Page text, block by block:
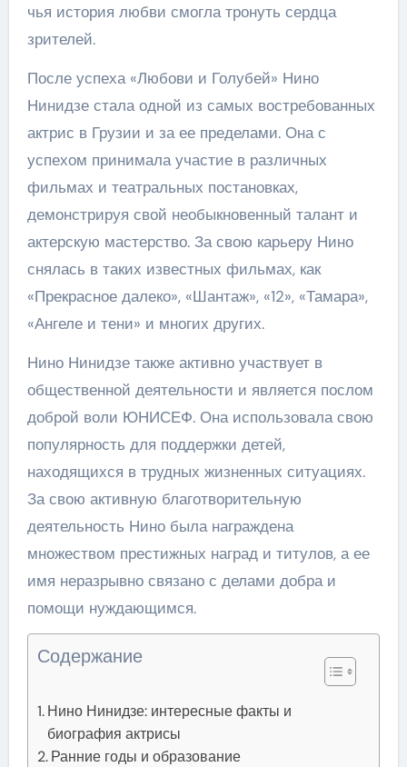
чья история любви смогла тронуть сердца
зрителей.
После успеха «Любови и Голубей» Нино
Нинидзе стала одной из самых востребованных
актрис в Грузии и за ее пределами. Она с
успехом принимала участие в различных
фильмах и театральных постановках,
демонстрируя свой необыкновенный талант и
актерскую мастерство. За свою карьеру Нино
снялась в таких известных фильмах, как
«Прекрасное далеко», «Шантаж», «12», «Тамара»,
«Ангеле и тени» и многих других.
Нино Нинидзе также активно участвует в
общественной деятельности и является послом
доброй воли ЮНИСЕФ. Она использовала свою
популярность для поддержки детей,
находящихся в трудных жизненных ситуациях.
За свою активную благотворительную
деятельность Нино была награждена
множеством престижных наград и титулов, а ее
имя неразрывно связано с делами добра и
помощи нуждающимся.
Содержание
Нино Нинидзе: интересные факты и
биография актрисы
Ранние годы и образование